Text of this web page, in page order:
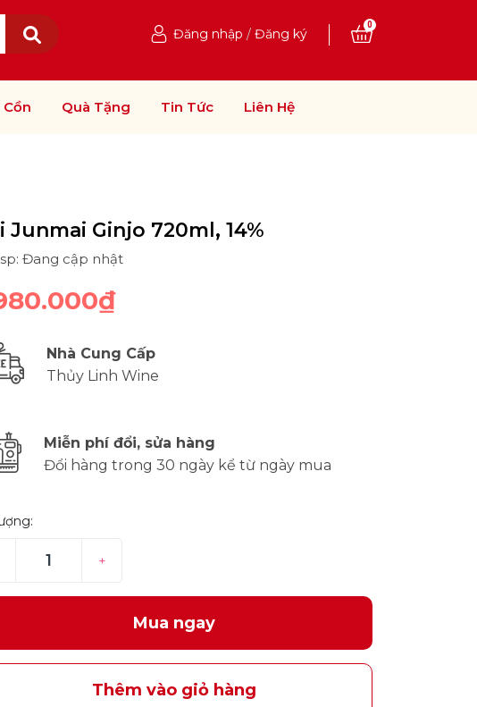
Đăng nhập / Đăng ký
0
Quà Tặng Tin Tức Liên Hệ
Junmai Ginjo 720ml, 14%
Đang cập nhật
Nhà Cung Cấp
Thủy Linh Wine
Miễn phí đổi, sửa hàng
Đổi hàng trong 30 ngày kể từ ngày mua
+
Mua ngay
Thêm vào giỏ hàng